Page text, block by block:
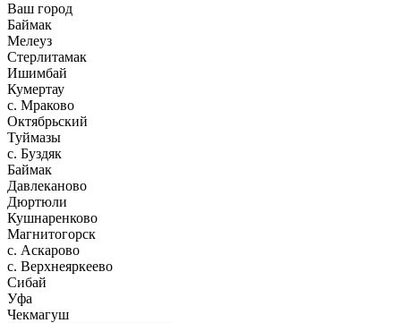
Ваш город
Баймак
Мелеуз
Стерлитамак
Ишимбай
Кумертау
c. Мраково
Октябрьский
Туймазы
c. Буздяк
Баймак
Давлеканово
Дюртюли
Кушнаренково
Магнитогорск
с. Аскарово
с. Верхнеяркеево
Сибай
Уфа
Чекмагуш